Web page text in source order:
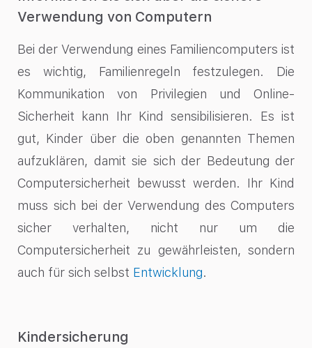
Verwendung von Computern
Bei der Verwendung eines Familiencomputers ist
es wichtig, Familienregeln festzulegen. Die
Kommunikation von Privilegien und Online-
Sicherheit kann Ihr Kind sensibilisieren. Es ist
gut, Kinder über die oben genannten Themen
aufzuklären, damit sie sich der Bedeutung der
Computersicherheit bewusst werden. Ihr Kind
muss sich bei der Verwendung des Computers
sicher verhalten, nicht nur um die
Computersicherheit zu gewährleisten, sondern
auch für sich selbst Entwicklung.
Kindersicherung